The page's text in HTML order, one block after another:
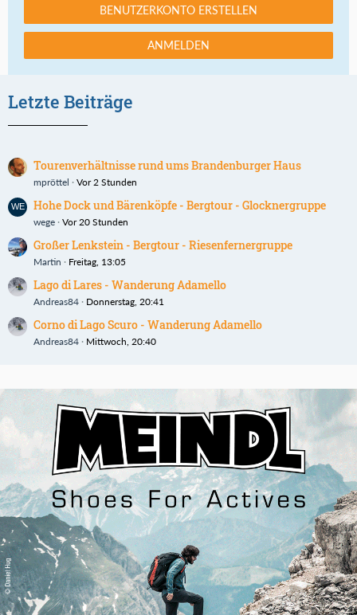
BENUTZERKONTO ERSTELLEN
ANMELDEN
Letzte Beiträge
Tourenverhältnisse rund ums Brandenburger Haus
mpröttel Vor 2 Stunden
Hohe Dock und Bärenköpfe - Bergtour - Glocknergruppe
wege Vor 20 Stunden
Großer Lenkstein - Bergtour - Riesenfernergruppe
Martin Freitag, 13:05
Lago di Lares - Wanderung Adamello
Andreas84 Donnerstag, 20:41
Corno di Lago Scuro - Wanderung Adamello
Andreas84 Mittwoch, 20:40